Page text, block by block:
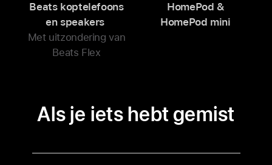
Beats koptelefoons
en speakers
Met uitzondering van
Beats Flex
HomePod &
HomePod mini
Als je iets hebt gemist